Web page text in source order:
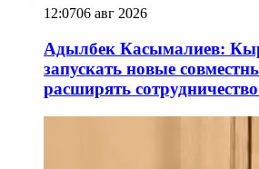
12:0706 авг 2026
Адылбек Касымалиев:
запускать новые
расширять